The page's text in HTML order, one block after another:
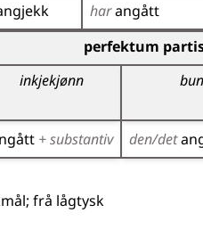
harangått
verbet (partisippformer)
perfektum
inkjekjønn
+ substantiv den/det
; frå lågtysk